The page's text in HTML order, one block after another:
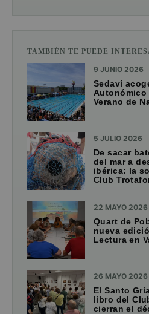
TAMBIÉN TE PUEDE
9 JUNIO 2026
Sedaví
Autonómico
Verano de
5 JULIO 2026
De sacar
del mar a
ibérica: la
Club
22 MAYO 2026
Quart de
nueva
Lectura en
26 MAYO 2026
El Santo
libro del
cierran el